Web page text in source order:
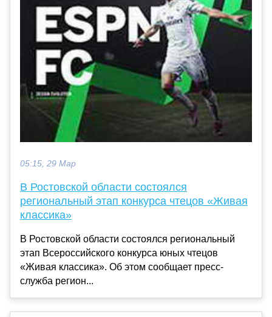
05:15, 29 Мар
В Ростовской области состоялся
региональный этап конкурса чтецов «Живая
классика»
В Ростовской области состоялся региональный
этап Всероссийского конкурса юных чтецов
«Живая классика». Об этом сообщает пресс-
служба регион...